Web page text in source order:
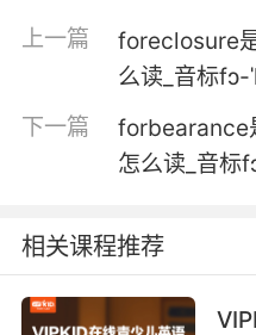
福特跟你还有另一个
5. you know who
.....ford.
你知道我开始感觉到像
found.
我希望河里最好有个
上一篇
foreclosure
么读_音标fɔ-
下一篇
forbearance
怎么读_音标
相关课程推荐